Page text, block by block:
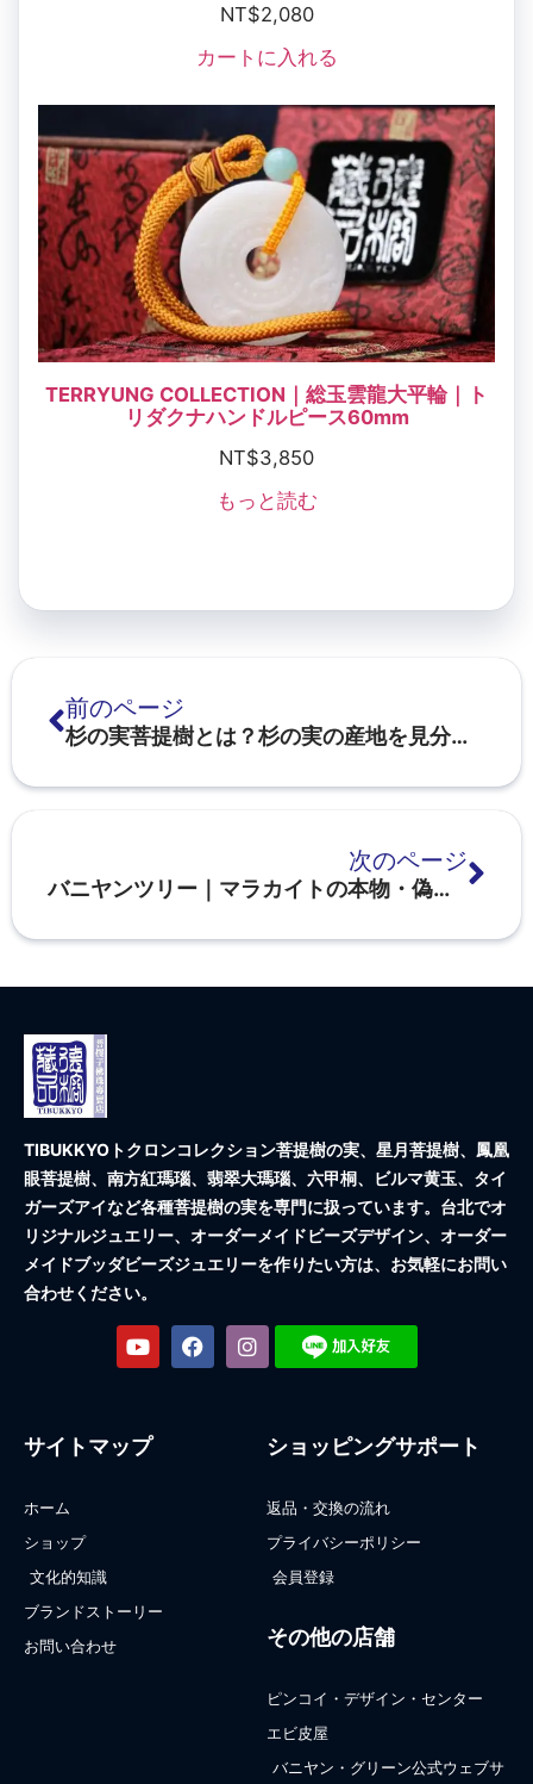
NT$2,080
カートに入れる
TERRYUNG COLLECTION｜総玉雲龍大平輪｜ト
リダクナハンドルピース60mm
NT$3,850
もっと読む
前のページ
杉の実菩提樹とは？杉の実の産地を見分けるには？
次のページ
バニヤンツリー｜マラカイトの本物・偽物の見分け方図鑑
TIBUKKYOトクロンコレクション菩提樹の実、星月菩提樹、鳳凰
眼菩提樹、南方紅瑪瑙、翡翠大瑪瑙、六甲桐、ビルマ黄玉、タイ
ガーズアイなど各種菩提樹の実を専門に扱っています。台北でオ
リジナルジュエリー、オーダーメイドビーズデザイン、オーダー
メイドブッダビーズジュエリーを作りたい方は、お気軽にお問い
合わせください。
サイトマップ
ホーム
ショップ
文化的知識
ブランドストーリー
お問い合わせ
ショッピングサポート
返品・交換の流れ
プライバシーポリシー
会員登録
その他の店舗
ピンコイ・デザイン・センター
エビ皮屋
バニヤン・グリーン公式ウェブサ